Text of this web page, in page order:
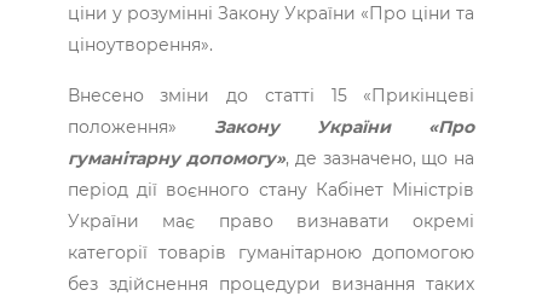
ціни у розумінні Закону України «Про ціни та
ціноутворення».
Внесено зміни до статті 15 «Прикінцеві
положення» Закону України «Про
гуманітарну допомогу», де зазначено, що на
період дії воєнного стану Кабінет Міністрів
України має право визнавати окремі
категорії товарів гуманітарною допомогою
без здійснення процедури визнання таких